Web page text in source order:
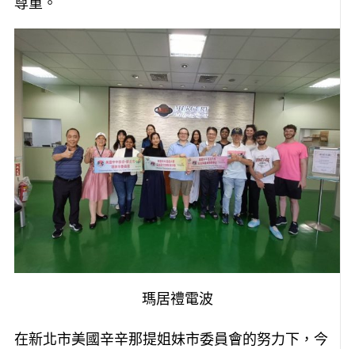
瑪居禮電波
在新北市美國辛辛那提姐妹市委員會的努力下，今